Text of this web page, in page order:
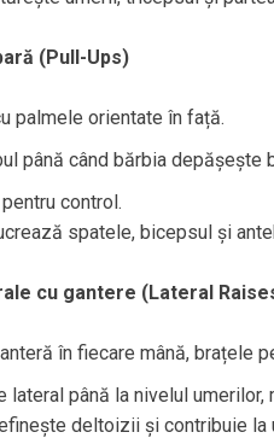
(Pull-Ups)
palmele orientate în față.
până când bărbia depășește
control.
spatele, bicepsul și
cu gantere (Lateral
în fiecare mână, brațele
lateral până la nivelul
deltoizii și contribuie la